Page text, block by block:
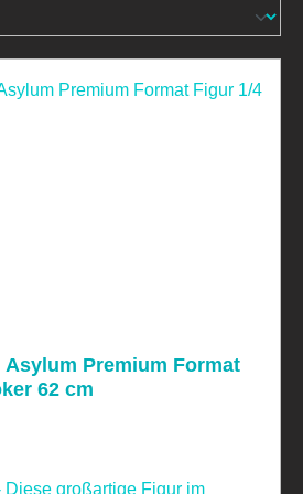
Asylum Premium Format
62 cm
großartige Figur im